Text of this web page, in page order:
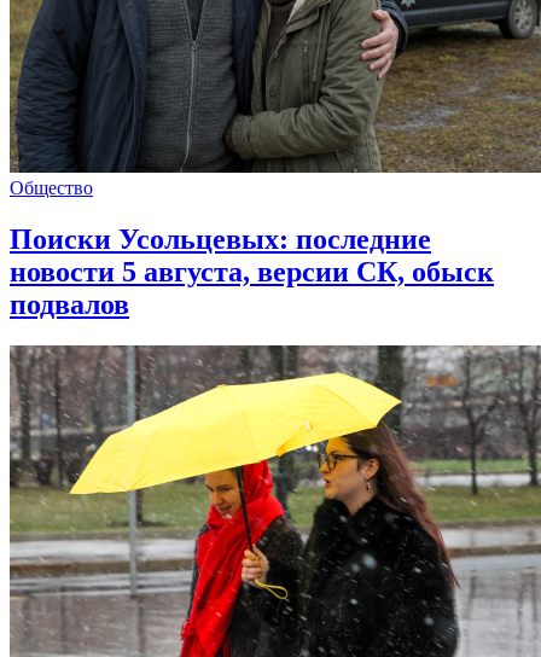
Общество
Поиски Усольцевых: последние
новости 5 августа, версии СК, обыск
подвалов